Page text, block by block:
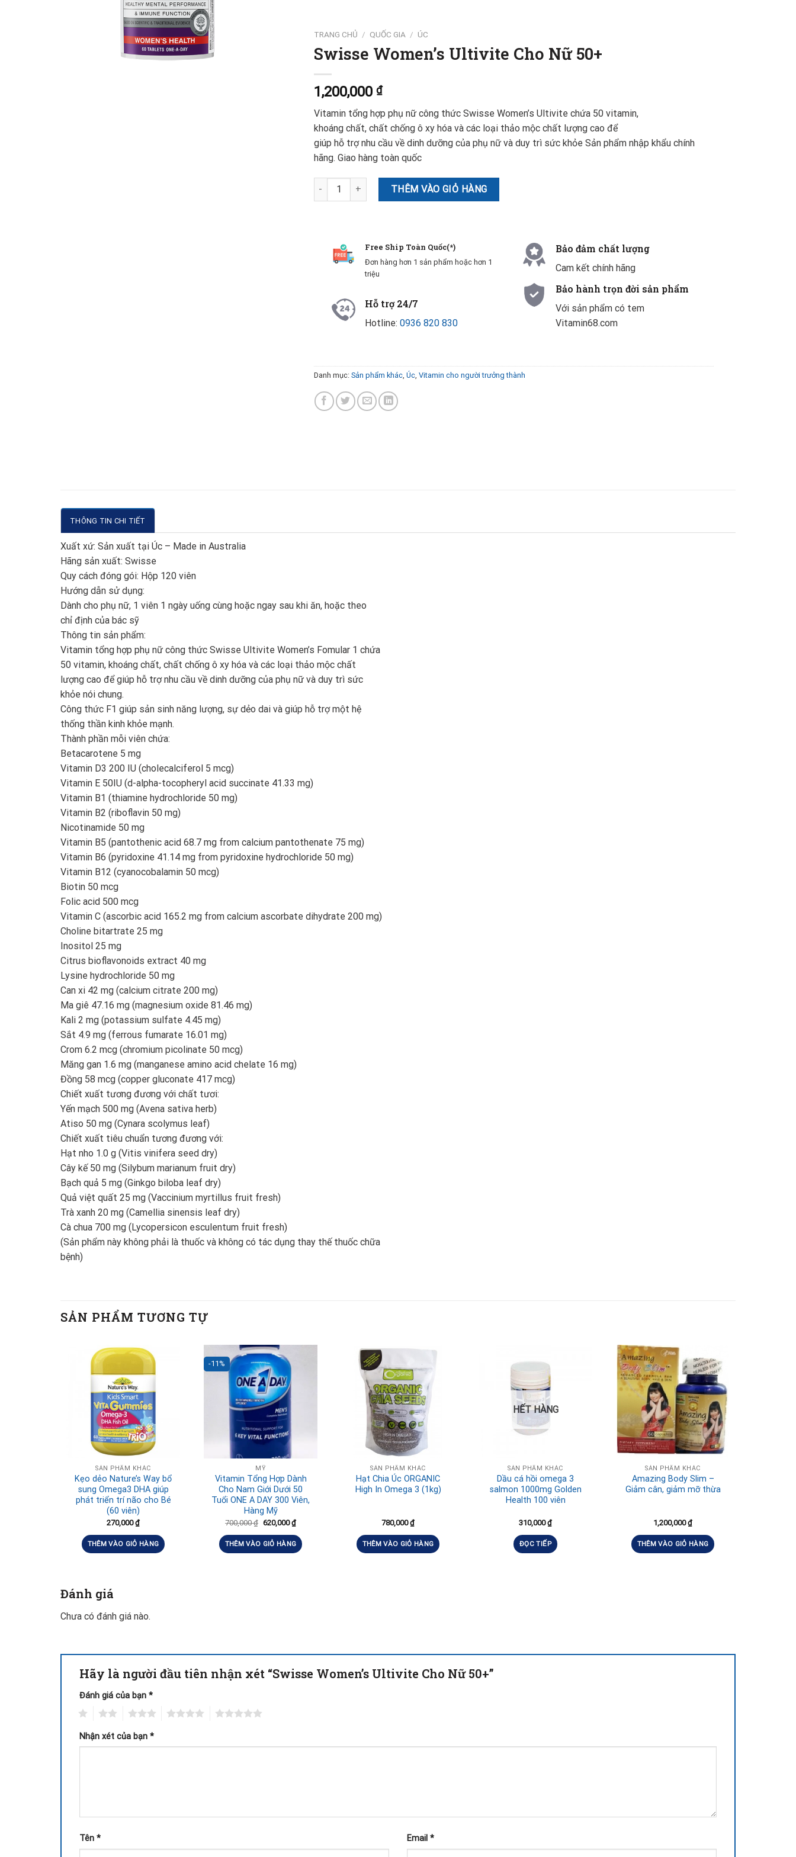
TRANG CHỦ / QUỐC GIA / ÚC
Swisse Women’s Ultivite Cho Nữ 50+
1,200,000 ₫
Vitamin tổng hợp phụ nữ công thức Swisse Women’s Ultivite chứa 50 vitamin,
khoáng chất, chất chống ô xy hóa và các loại thảo mộc chất lượng cao để
giúp hỗ trợ nhu cầu về dinh dưỡng của phụ nữ và duy trì sức khỏe Sản phẩm nhập khẩu chính
hãng. Giao hàng toàn quốc
Swisse Women's Ultivite Cho Nữ 50+ số lượng
THÊM VÀO GIỎ HÀNG
Free Ship Toàn Quốc(*)
Đơn hàng hơn 1 sản phẩm hoặc hơn 1
triệu
Hỗ trợ 24/7
Hotline: 0936 820 830
Bảo đảm chất lượng
Cam kết chính hãng
Bảo hành trọn đời sản phẩm
Với sản phẩm có tem
Vitamin68.com
Danh mục: Sản phẩm khác, Úc, Vitamin cho người trưởng thành
THÔNG TIN CHI TIẾT
Xuất xứ: Sản xuất tại Úc – Made in Australia
Hãng sản xuất: Swisse
Quy cách đóng gói: Hộp 120 viên
Hướng dẫn sử dụng:
Dành cho phụ nữ, 1 viên 1 ngày uống cùng hoặc ngay sau khi ăn, hoặc theo
chỉ định của bác sỹ
Thông tin sản phẩm:
Vitamin tổng hợp phụ nữ công thức Swisse Ultivite Women’s Fomular 1 chứa
50 vitamin, khoáng chất, chất chống ô xy hóa và các loại thảo mộc chất
lượng cao để giúp hỗ trợ nhu cầu về dinh dưỡng của phụ nữ và duy trì sức
khỏe nói chung.
Công thức F1 giúp sản sinh năng lượng, sự dẻo dai và giúp hỗ trợ một hệ
thống thần kinh khỏe mạnh.
Thành phần mỗi viên chứa:
Betacarotene 5 mg
Vitamin D3 200 IU (cholecalciferol 5 mcg)
Vitamin E 50IU (d-alpha-tocopheryl acid succinate 41.33 mg)
Vitamin B1 (thiamine hydrochloride 50 mg)
Vitamin B2 (riboflavin 50 mg)
Nicotinamide 50 mg
Vitamin B5 (pantothenic acid 68.7 mg from calcium pantothenate 75 mg)
Vitamin B6 (pyridoxine 41.14 mg from pyridoxine hydrochloride 50 mg)
Vitamin B12 (cyanocobalamin 50 mcg)
Biotin 50 mcg
Folic acid 500 mcg
Vitamin C (ascorbic acid 165.2 mg from calcium ascorbate dihydrate 200 mg)
Choline bitartrate 25 mg
Inositol 25 mg
Citrus bioflavonoids extract 40 mg
Lysine hydrochloride 50 mg
Can xi 42 mg (calcium citrate 200 mg)
Ma giê 47.16 mg (magnesium oxide 81.46 mg)
Kali 2 mg (potassium sulfate 4.45 mg)
Sắt 4.9 mg (ferrous fumarate 16.01 mg)
Crom 6.2 mcg (chromium picolinate 50 mcg)
Măng gan 1.6 mg (manganese amino acid chelate 16 mg)
Đồng 58 mcg (copper gluconate 417 mcg)
Chiết xuất tương đương với chất tươi:
Yến mạch 500 mg (Avena sativa herb)
Atiso 50 mg (Cynara scolymus leaf)
Chiết xuất tiêu chuẩn tương đương với:
Hạt nho 1.0 g (Vitis vinifera seed dry)
Cây kế 50 mg (Silybum marianum fruit dry)
Bạch quả 5 mg (Ginkgo biloba leaf dry)
Quả việt quất 25 mg (Vaccinium myrtillus fruit fresh)
Trà xanh 20 mg (Camellia sinensis leaf dry)
Cà chua 700 mg (Lycopersicon esculentum fruit fresh)
(Sản phẩm này không phải là thuốc và không có tác dụng thay thế thuốc chữa
bệnh)
SẢN PHẨM TƯƠNG TỰ
SẢN PHẨM KHÁC
Kẹo dẻo Nature’s Way bổ
sung Omega3 DHA giúp
phát triển trí não cho Bé
(60 viên)
270,000₫
THÊM VÀO GIỎ HÀNG
-11%
MỸ
Vitamin Tổng Hợp Dành
Cho Nam Giới Dưới 50
Tuổi ONE A DAY 300 Viên,
Hàng Mỹ
700,000₫ 620,000₫
THÊM VÀO GIỎ HÀNG
SẢN PHẨM KHÁC
Hạt Chia Úc ORGANIC
High In Omega 3 (1kg)
780,000₫
THÊM VÀO GIỎ HÀNG
HẾT HÀNG
SẢN PHẨM KHÁC
Dầu cá hồi omega 3
salmon 1000mg Golden
Health 100 viên
310,000₫
ĐỌC TIẾP
SẢN PHẨM KHÁC
Amazing Body Slim –
Giảm cân, giảm mỡ thừa
1,200,000₫
THÊM VÀO GIỎ HÀNG
Đánh giá
Chưa có đánh giá nào.
Hãy là người đầu tiên nhận xét “Swisse Women’s Ultivite Cho Nữ 50+”
Đánh giá của bạn *
Nhận xét của bạn *
Tên * Email *